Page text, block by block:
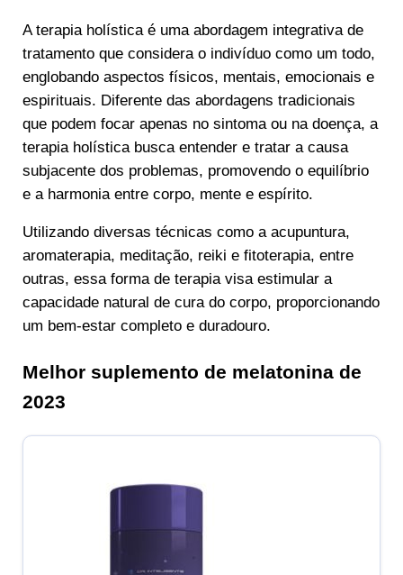
A terapia holística é uma abordagem integrativa de
tratamento que considera o indivíduo como um todo,
englobando aspectos físicos, mentais, emocionais e
espirituais. Diferente das abordagens tradicionais
que podem focar apenas no sintoma ou na doença, a
terapia holística busca entender e tratar a causa
subjacente dos problemas, promovendo o equilíbrio
e a harmonia entre corpo, mente e espírito.
Utilizando diversas técnicas como a acupuntura,
aromaterapia, meditação, reiki e fitoterapia, entre
outras, essa forma de terapia visa estimular a
capacidade natural de cura do corpo, proporcionando
um bem-estar completo e duradouro.
Melhor suplemento de melatonina de
2023